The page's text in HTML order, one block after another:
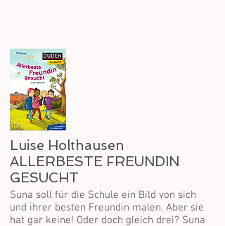
Luise Holthausen
ALLERBESTE FREUNDIN
GESUCHT
Suna soll für die Schule ein Bild von sich
und ihrer besten Freundin malen. Aber sie
hat gar keine! Oder doch gleich drei? Suna